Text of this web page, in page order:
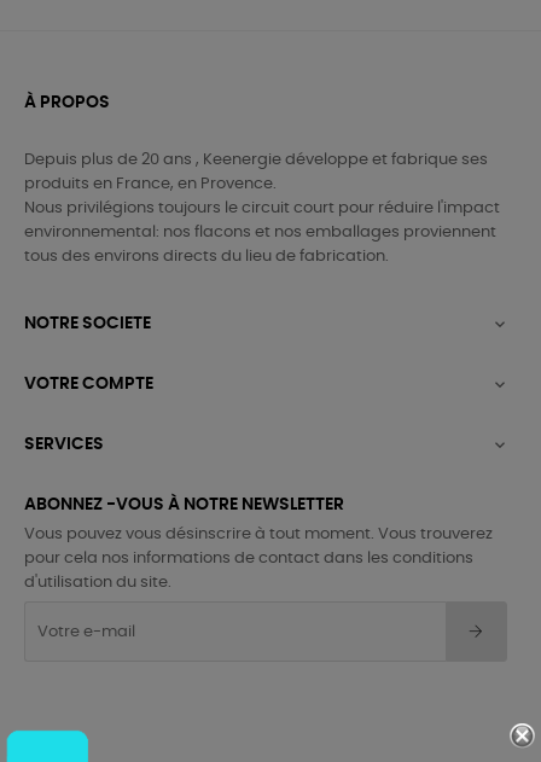
À PROPOS
Depuis plus de 20 ans , Keenergie développe et fabrique ses
produits en France, en Provence.
Nous privilégions toujours le circuit court pour réduire l'impact
environnemental: nos flacons et nos emballages proviennent
tous des environs directs du lieu de fabrication.
NOTRE SOCIETE 
VOTRE COMPTE 
SERVICES 
ABONNEZ -VOUS À NOTRE NEWSLETTER
Vous pouvez vous désinscrire à tout moment. Vous trouverez
pour cela nos informations de contact dans les conditions
d'utilisation du site.